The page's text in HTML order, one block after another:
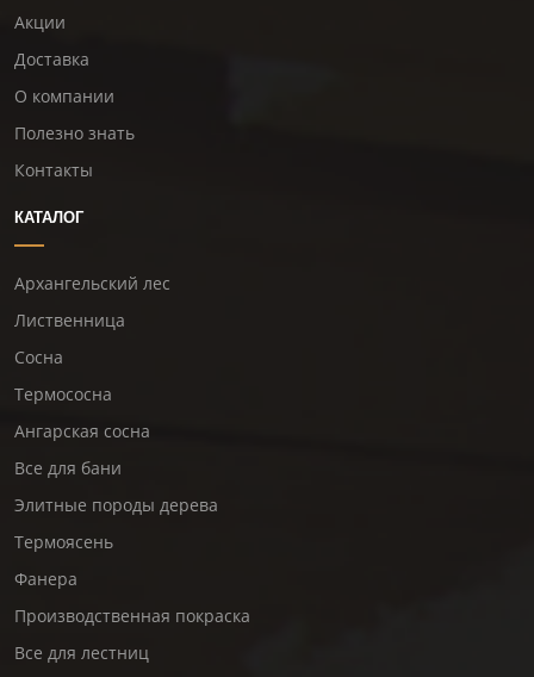
Акции
Доставка
О компании
Полезно знать
Контакты
КАТАЛОГ
Архангельский лес
Лиственница
Сосна
Термососна
Ангарская сосна
Все для бани
Элитные породы дерева
Термоясень
Фанера
Производственная покраска
Все для лестниц